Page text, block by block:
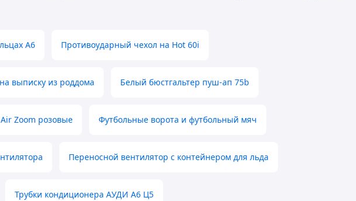
А6 Противоударный чехол на Hot 60i
выписку из роддома Белый бюстгальтер пуш-ап 75b
Zoom розовые Футбольные ворота и футбольный мяч
Переносной вентилятор с контейнером для льда
Трубки кондиционера АУДИ А6 Ц5